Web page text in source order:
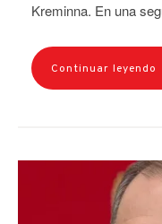
Kreminna. En una
Continuar leyendo